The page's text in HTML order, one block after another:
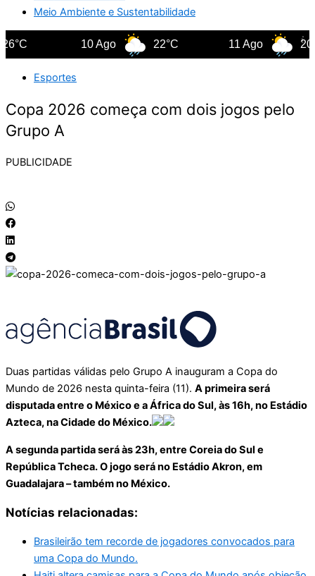
Meio Ambiente e Sustentabilidade
10 Ago 22°C 11 Ago 20°C
Esportes
Copa 2026 começa com dois jogos pelo
Grupo A
PUBLICIDADE
Duas partidas válidas pelo Grupo A inauguram a Copa do
Mundo de 2026 nesta quinta-feira (11). A primeira será
disputada entre o México e a África do Sul, às 16h, no Estádio
Azteca, na Cidade do México.
A segunda partida será às 23h, entre Coreia do Sul e
República Tcheca. O jogo será no Estádio Akron, em
Guadalajara – também no México.
Notícias relacionadas:
Brasileirão tem recorde de jogadores convocados para
uma Copa do Mundo.